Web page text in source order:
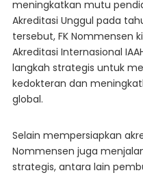
meningkatkan mutu
Akreditasi Unggul pada
tersebut, FK Nommensen
Akreditasi Internasional
langkah strategis untuk
kedokteran dan
global.
Selain mempersiapkan
Nommensen juga
strategis, antara lain